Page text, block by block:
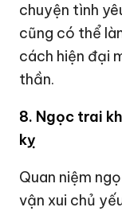
chuyện tình
cũng có thể
cách hiện đại
thần.
8. Ngọc trai
kỵ
Quan niệm
vận xui chủ